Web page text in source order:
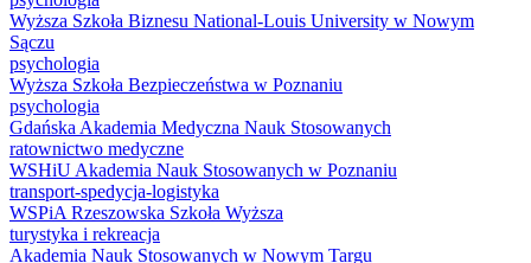
Wyższa Szkoła Biznesu National-Louis University w Nowym
Sączu
psychologia
Wyższa Szkoła Bezpieczeństwa w Poznaniu
psychologia
Gdańska Akademia Medyczna Nauk Stosowanych
ratownictwo medyczne
WSHiU Akademia Nauk Stosowanych w Poznaniu
transport-spedycja-logistyka
WSPiA Rzeszowska Szkoła Wyższa
turystyka i rekreacja
Akademia Nauk Stosowanych w Nowym Targu